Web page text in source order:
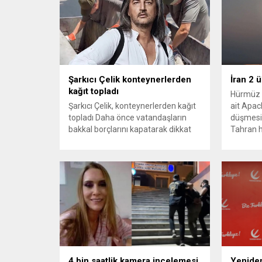
Şarkıcı Çelik konteynerlerden
kağıt topladı
Şarkıcı Çelik, konteynerlerden kağıt
topladı Daha önce vatandaşların
bakkal borçlarını kapatarak dikkat
Çelik, Samsun’un İlkadım ilçesinde
çöpten kağıt toplayarak geçimini
sağlayan Serpil Hanım’a destek
oldu. Çelik, sokaklardaki
konteynerlerden kağıt topladı. Ünlü
şarkıcı Çelik, Samsun’un İlkadım
ilçesinde çöpten kağıt toplayarak...
İran 2
Hürmüz
ait
Tahran
askeri
karşılık